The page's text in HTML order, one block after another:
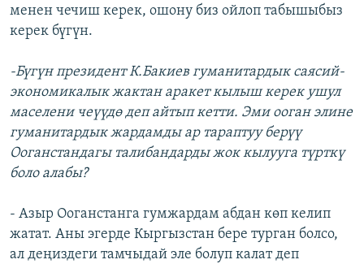
менен чечиш керек, ошону биз ойлоп табышыбыз
керек бүгүн.
-Бүгүн президент К.Бакиев гуманитардык саясий-
экономикалык жактан аракет кылыш керек ушул
маселени чеүүдө деп айтып кетти. Эми ооган элине
гуманитардык жардамды ар тараптуу берүү
Ооганстандагы талибандарды жок кылууга түрткү
боло алабы?
- Азыр Ооганстанга гумжардам абдан көп келип
жатат. Аны эгерде Кыргызстан бере турган болсо,
ал деңиздеги тамчыдай эле болуп калат деп